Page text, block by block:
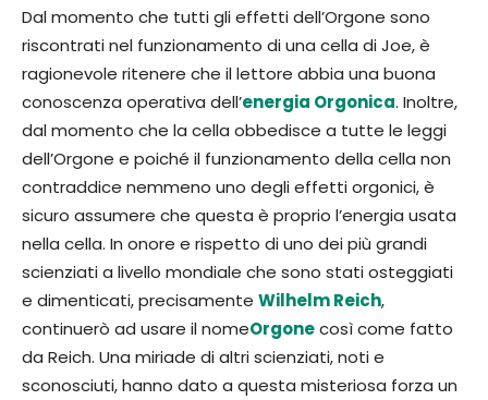
Dal momento che tutti gli effetti dell’Orgone sono
riscontrati nel funzionamento di una cella di Joe, è
ragionevole ritenere che il lettore abbia una buona
conoscenza operativa dell’energia Orgonica. Inoltre,
dal momento che la cella obbedisce a tutte le leggi
dell’Orgone e poiché il funzionamento della cella non
contraddice nemmeno uno degli effetti orgonici, è
sicuro assumere che questa è proprio l’energia usata
nella cella. In onore e rispetto di uno dei più grandi
scienziati a livello mondiale che sono stati osteggiati
e dimenticati, precisamente Wilhelm Reich,
continuerò ad usare il nomeOrgonecosì come fatto
da Reich. Una miriade di altri scienziati, noti e
sconosciuti, hanno dato a questa misteriosa forza un